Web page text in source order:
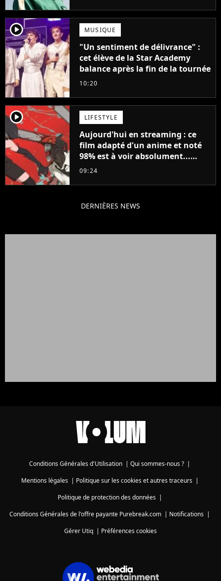
player2 MUSIQUE
"Un sentiment de délivrance" :
cet élève de la Star Academy
balance après la fin de la tournée
10:20
player2 LIFESTYLE
Aujourd'hui en streaming : ce
film adapté d'un anime et noté
98% est à voir absolument...
sinon vous ne comprendrez plus
09:24
DERNIÈRES NEWS
Conditions Générales d'Utilisation | Qui sommes-nous ? |
Mentions légales| Politique sur les cookies et autres traceurs|
Politique de protection des données|
Conditions Générales de l'offre payante Purebreak.com | Notifications |
Gérer Utiq | Préférences cookies